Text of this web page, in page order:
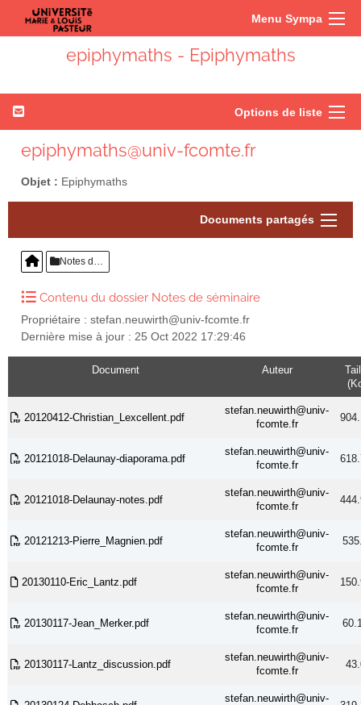
Menu Sympa
epiphymaths - Epiphymaths
Options de liste
epiphymaths@univ-fcomte.fr
Objet : Epiphymaths
Documents partagés
Notes de séminaire
Contenu du dossier Notes de séminaire
Propriétaire : stefan.neuwirth@univ-fcomte.fr
Dernière mise à jour : 25 Oct 2022 17:29:46
Document Auteur
20120412-Christian_Lexcellent.pdf
stefan.neuwirth@univ-
fcomte.fr
20121018-Delaunay-diaporama.pdf
stefan.neuwirth@univ-
fcomte.fr
20121018-Delaunay-notes.pdf
stefan.neuwirth@univ-
fcomte.fr
20121213-Pierre_Magnien.pdf
stefan.neuwirth@univ-
fcomte.fr
20130110-Eric_Lantz.pdf
stefan.neuwirth@univ-
fcomte.fr
20130117-Jean_Merker.pdf
stefan.neuwirth@univ-
fcomte.fr
20130117-Lantz_discussion.pdf
stefan.neuwirth@univ-
fcomte.fr
stefan.neuwirth@univ-